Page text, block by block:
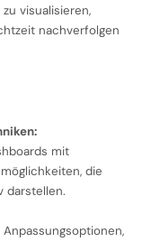
visualisieren,
nachverfolgen
mit
die
darstellen.